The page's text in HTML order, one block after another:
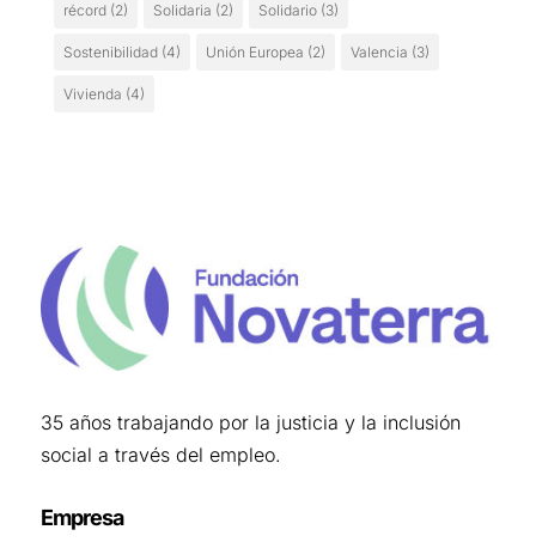
récord(2) Solidaria (2) Solidario(3)
Sostenibilidad(4) Unión Europea (2) Valencia (3)
Vivienda (4)
35 años trabajando por la justicia y la inclusión
social a través del empleo.
Empresa